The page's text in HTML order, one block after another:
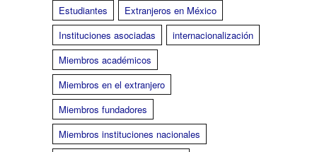
Estudiantes
Extranjeros en México
Instituciones asociadas
internacionalización
Miembros académicos
Miembros en el extranjero
Miembros fundadores
Miembros instituciones nacionales